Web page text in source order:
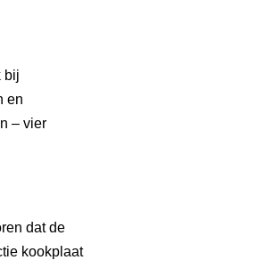
bij
en
– vier
dat de
kookplaat